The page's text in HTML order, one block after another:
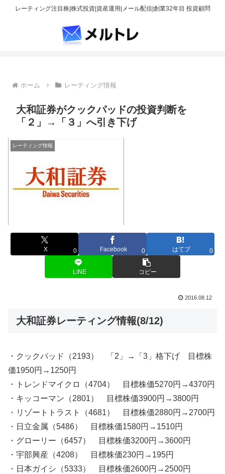
レーティング注目株|株式投資|資産運用|メール配信|創業32年目 投資顧問
ホーム レーティング情報
大和証券がクックパッドの投資判断を
「２」→「３」へ引き下げ
レーティング情報
X 0 Facebook 0 はてブ 0
LINE コピー
2016.08.12
大和証券レーティング情報(8/12)
・クックパッド（2193） 「2」→「3」格下げ 目標株
価1950円→1250円
・トレンドマイクロ（4704） 目標株価5270円→4370円
・キッコーマン（2801） 目標株価3900円→3800円
・リゾートトラスト（4681） 目標株価2880円→2700円
・日立金属（5486） 目標株価1580円→1510円
・グローリー（6457） 目標株価3200円→3600円
・宇部興産（4208） 目標株価230円→195円
・日本ガイシ（5333） 目標株価2600円→2500円